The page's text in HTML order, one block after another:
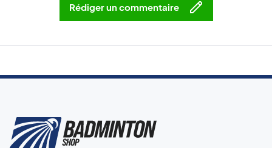
Rédiger un commentaire